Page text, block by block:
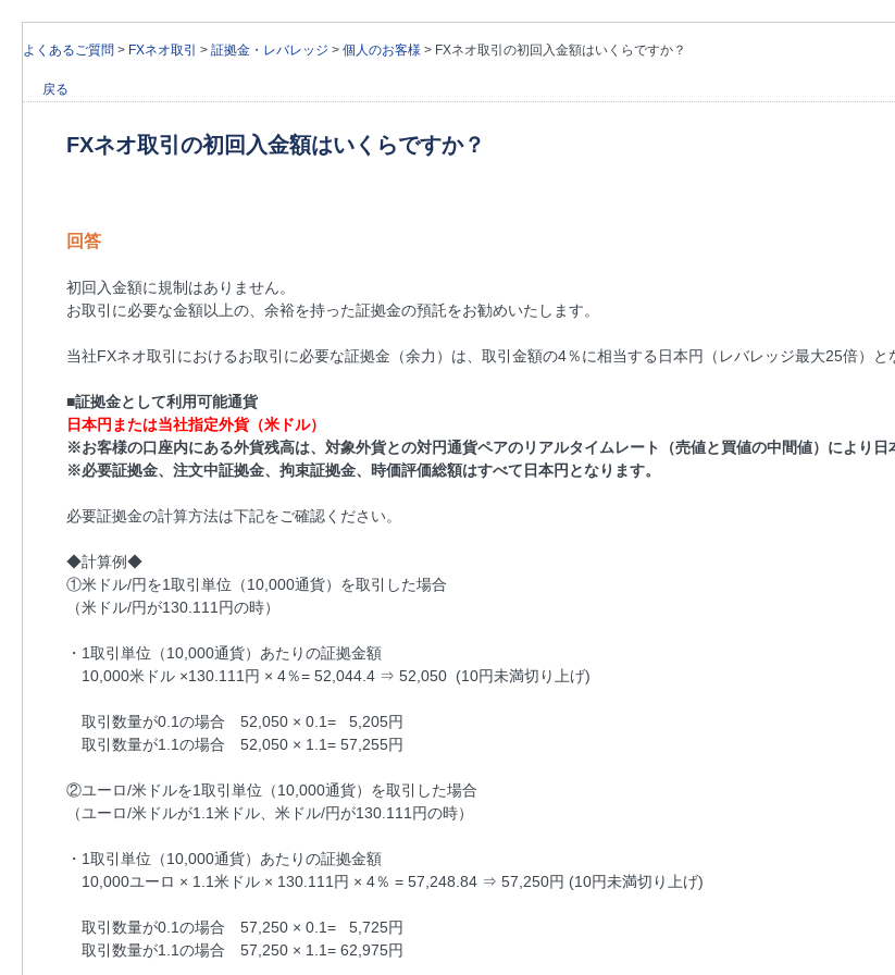
よくあるご質問 > FXネオ取引 > 証拠金・レバレッジ > 個人のお客様 > FXネオ取引の初回入金額はいくらですか？
戻る
FXネオ取引の初回入金額はいくらですか？
回答
初回入金額に規制はありません。
お取引に必要な金額以上の、余裕を持った証拠金の預託をお勧めいたします。
当社FXネオ取引におけるお取引に必要な証拠金（余力）は、取引金額の4％に相当する日本円（レバレッジ最大25倍）と
■証拠金として利用可能通貨
日本円または当社指定外貨（米ドル）
※お客様の口座内にある外貨残高は、対象外貨との対円通貨ペアのリアルタイムレート（売値と買値の中間値）により日
※必要証拠金、注文中証拠金、拘束証拠金、時価評価総額はすべて日本円となります。
必要証拠金の計算方法は下記をご確認ください。
◆計算例◆
①米ドル/円を1取引単位（10,000通貨）を取引した場合
（米ドル/円が130.111円の時）
・1取引単位（10,000通貨）あたりの証拠金額
10,000米ドル ×130.111円 × 4％= 52,044.4 ⇒ 52,050 (10円未満切り上げ)
取引数量が0.1の場合 52,050 × 0.1= 5,205円
取引数量が1.1の場合 52,050 × 1.1= 57,255円
②ユーロ/米ドルを1取引単位（10,000通貨）を取引した場合
（ユーロ/米ドルが1.1米ドル、米ドル/円が130.111円の時）
・1取引単位（10,000通貨）あたりの証拠金額
10,000ユーロ × 1.1米ドル × 130.111円 × 4％ = 57,248.84 ⇒ 57,250円 (10円未満切り上げ)
取引数量が0.1の場合 57,250 × 0.1= 5,725円
取引数量が1.1の場合 57,250 × 1.1= 62,975円